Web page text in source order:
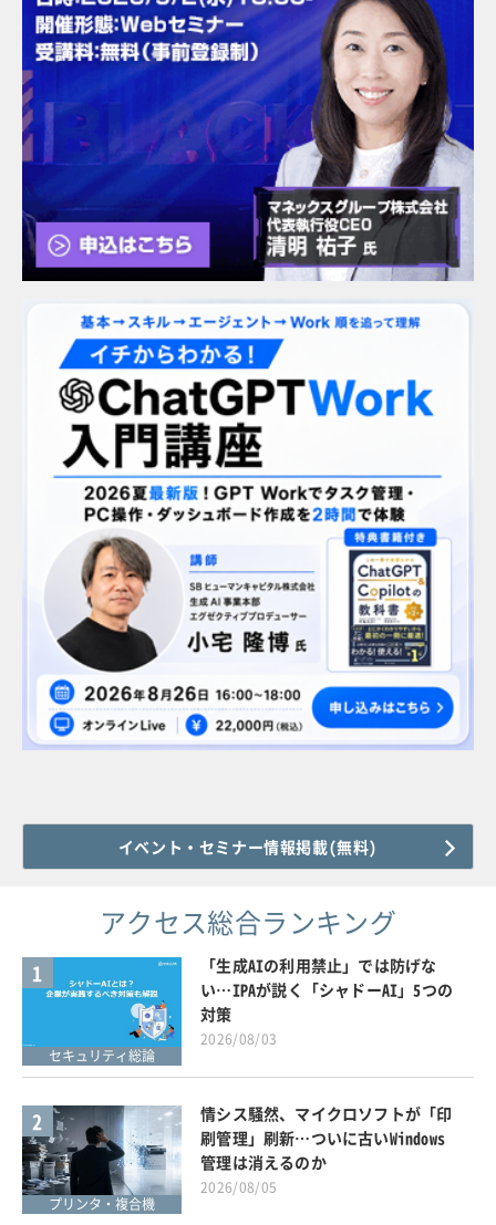
イベント・セミナー情報掲載(無料)
アクセス総合ランキング
1
セキュリティ総論
「生成AIの利用禁止」では防げな
い…IPAが説く「シャドーAI」5つの
対策
2026/08/03
2
プリンタ・複合機
情シス騒然、マイクロソフトが「印
刷管理」刷新…ついに古いWindows
管理は消えるのか
2026/08/05